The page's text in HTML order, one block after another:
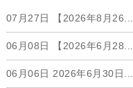
07月27日 【2026年8月26...
06月08日 【2026年6月28...
06月06日 2026年6月30日...